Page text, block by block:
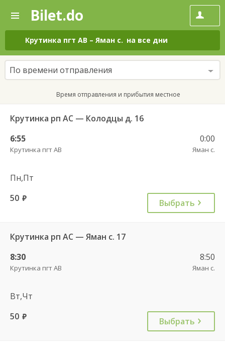
—
Поиск
и
покупка
билетов
на
автобус
онлайн
Bilet.do
Крутинка пгт АВ – Яман с. на все дни
По времени отправления
Время отправления и прибытия местное
Крутинка рп АС — Колодцы д. 16
6:55
Крутинка пгт АВ
0:00
Яман с.
Пн,Пт
50 руб. Выбрать
Крутинка рп АС — Яман с. 17
8:30
Крутинка пгт АВ
8:50
Яман с.
Вт,Чт
50 руб. Выбрать